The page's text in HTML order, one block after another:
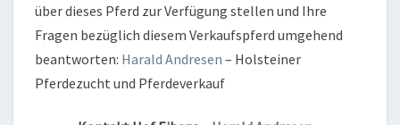
über dieses Pferd zur Verfügung stellen und Ihre
Fragen bezüglich diesem Verkaufspferd umgehend
beantworten: Harald Andresen – Holsteiner
Pferdezucht und Pferdeverkauf